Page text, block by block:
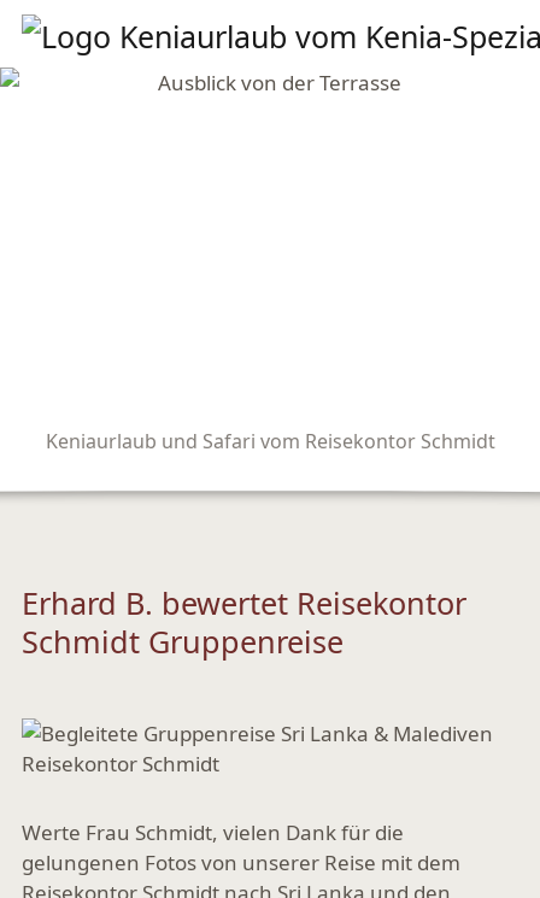
Keniaurlaub und Safari vom Reisekontor Schmidt
Erhard B. bewertet Reisekontor
Schmidt Gruppenreise
Werte Frau Schmidt, vielen Dank für die
gelungenen Fotos von unserer Reise mit dem